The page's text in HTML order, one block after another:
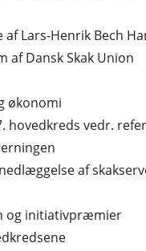
Lars-Henrik Bech
af Dansk Skak Union
økonomi
hovedkreds vedr.
af
og initiativpræmier